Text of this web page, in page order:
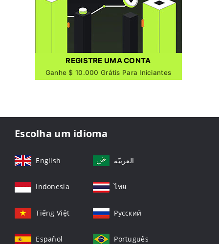
REGISTRE UMA CONTA
Ganhe $ 10.000 Grátis Para Iniciantes
Escolha um idioma
English العربيّة
Indonesia ไทย
Tiếng Việt Русский
Español Português